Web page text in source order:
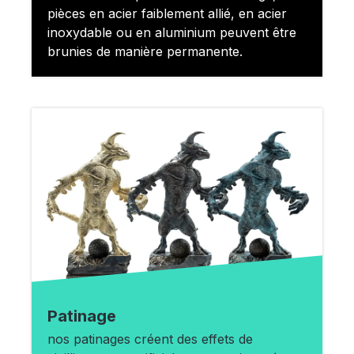
pièces en acier faiblement allié, en acier
inoxydable ou en aluminium peuvent être
brunies de manière permanente.
Patinage
nos patinages créent des effets de